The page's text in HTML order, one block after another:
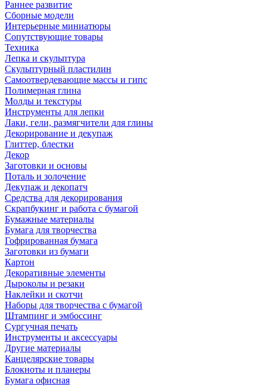
Раннее развитие
Сборные модели
Интерьерные миниатюры
Сопутствующие товары
Техника
Лепка и скульптура
Скульптурный пластилин
Самоотвердевающие массы и гипс
Полимерная глина
Молды и текстуры
Инструменты для лепки
Лаки, гели, размягчители для глины
Декорирование и декупаж
Глиттер, блестки
Декор
Заготовки и основы
Поталь и золочение
Декупаж и декопатч
Средства для декорирования
Скрапбукинг и работа с бумагой
Бумажные материалы
Бумага для творчества
Гофрированная бумага
Заготовки из бумаги
Картон
Декоративные элементы
Дыроколы и резаки
Наклейки и скотчи
Наборы для творчества с бумагой
Штампинг и эмбоссинг
Сургучная печать
Инструменты и аксессуары
Другие материалы
Канцелярские товары
Блокноты и планеры
Бумага офисная